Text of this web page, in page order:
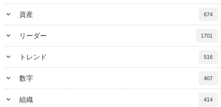
keyboard_arrow_down 資産 674
keyboard_arrow_down リーダー 1701
keyboard_arrow_down トレンド 516
keyboard_arrow_down 数字 407
keyboard_arrow_down 組織 414